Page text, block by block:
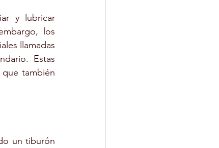
y lubricar
los
llamadas
Estas
también
un tiburón